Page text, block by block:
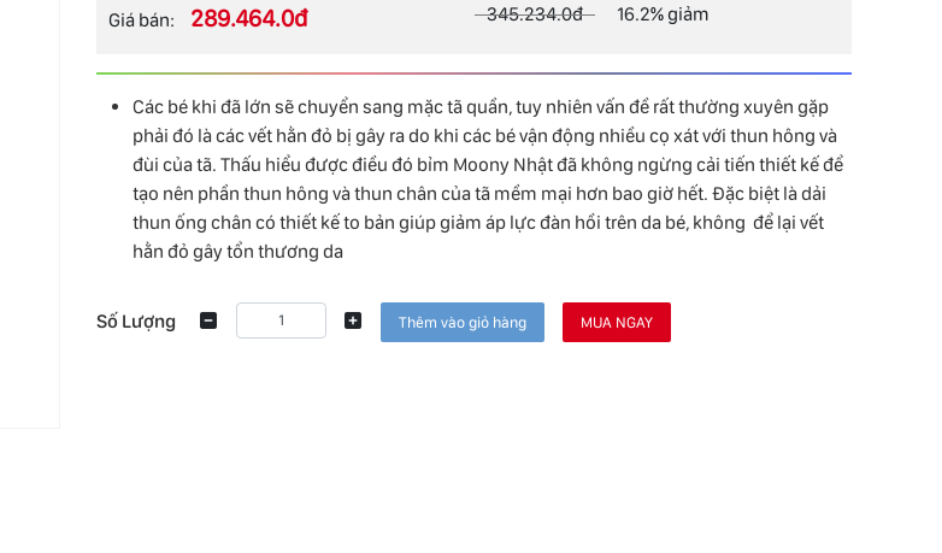
Giá bán: 289.464.0đ 345.234.0đ 16.2% giảm
Các bé khi đã lớn sẽ chuyển sang mặc tã quần, tuy nhiên vấn đề rất thường xuyên gặp
phải đó là các vết hằn đỏ bị gây ra do khi các bé vận động nhiều cọ xát với thun hông và
đùi của tã. Thấu hiểu được điều đó bỉm Moony Nhật đã không ngừng cải tiến thiết kế để
tạo nên phần thun hông và thun chân của tã mềm mại hơn bao giờ hết. Đặc biệt là dải
thun ống chân có thiết kế to bản giúp giảm áp lực đàn hồi trên da bé, không để lại vết
hằn đỏ gây tổn thương da
Số Lượng Thêm vào giỏ hàng MUA NGAY